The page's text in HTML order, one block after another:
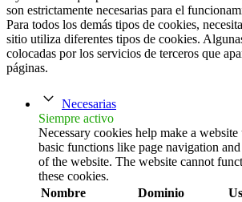
son estrictamente necesarias para el
Para todos los demás tipos de cookies,
sitio utiliza diferentes tipos de cookies.
colocadas por los servicios de terceros que
páginas.
Necesarias
Siempre activo
Necessary cookies help make a
basic functions like page navigation and
of the website. The website cannot
these cookies.
Nombre
Dominio